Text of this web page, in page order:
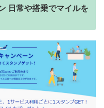
日常や搭乗でマイルを